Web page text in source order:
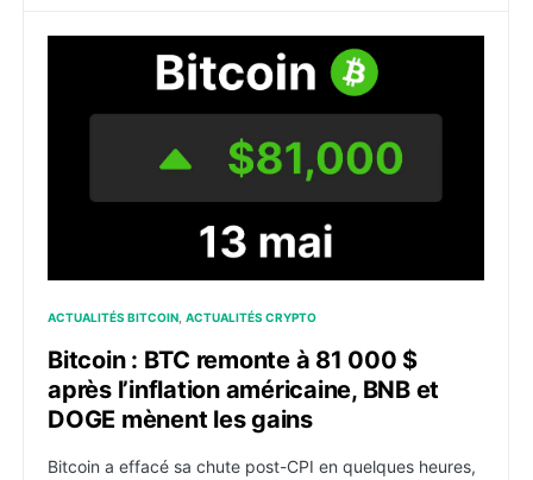
Bitcoin : BTC remonte à 81 000 $ après l’inflation
ACTUALITÉS BITCOIN ACTUALITÉS CRYPTO
Bitcoin : BTC remonte à 81 000 $
après l’inflation américaine, BNB et
DOGE mènent les gains
Bitcoin a effacé sa chute post-CPI en quelques heures,